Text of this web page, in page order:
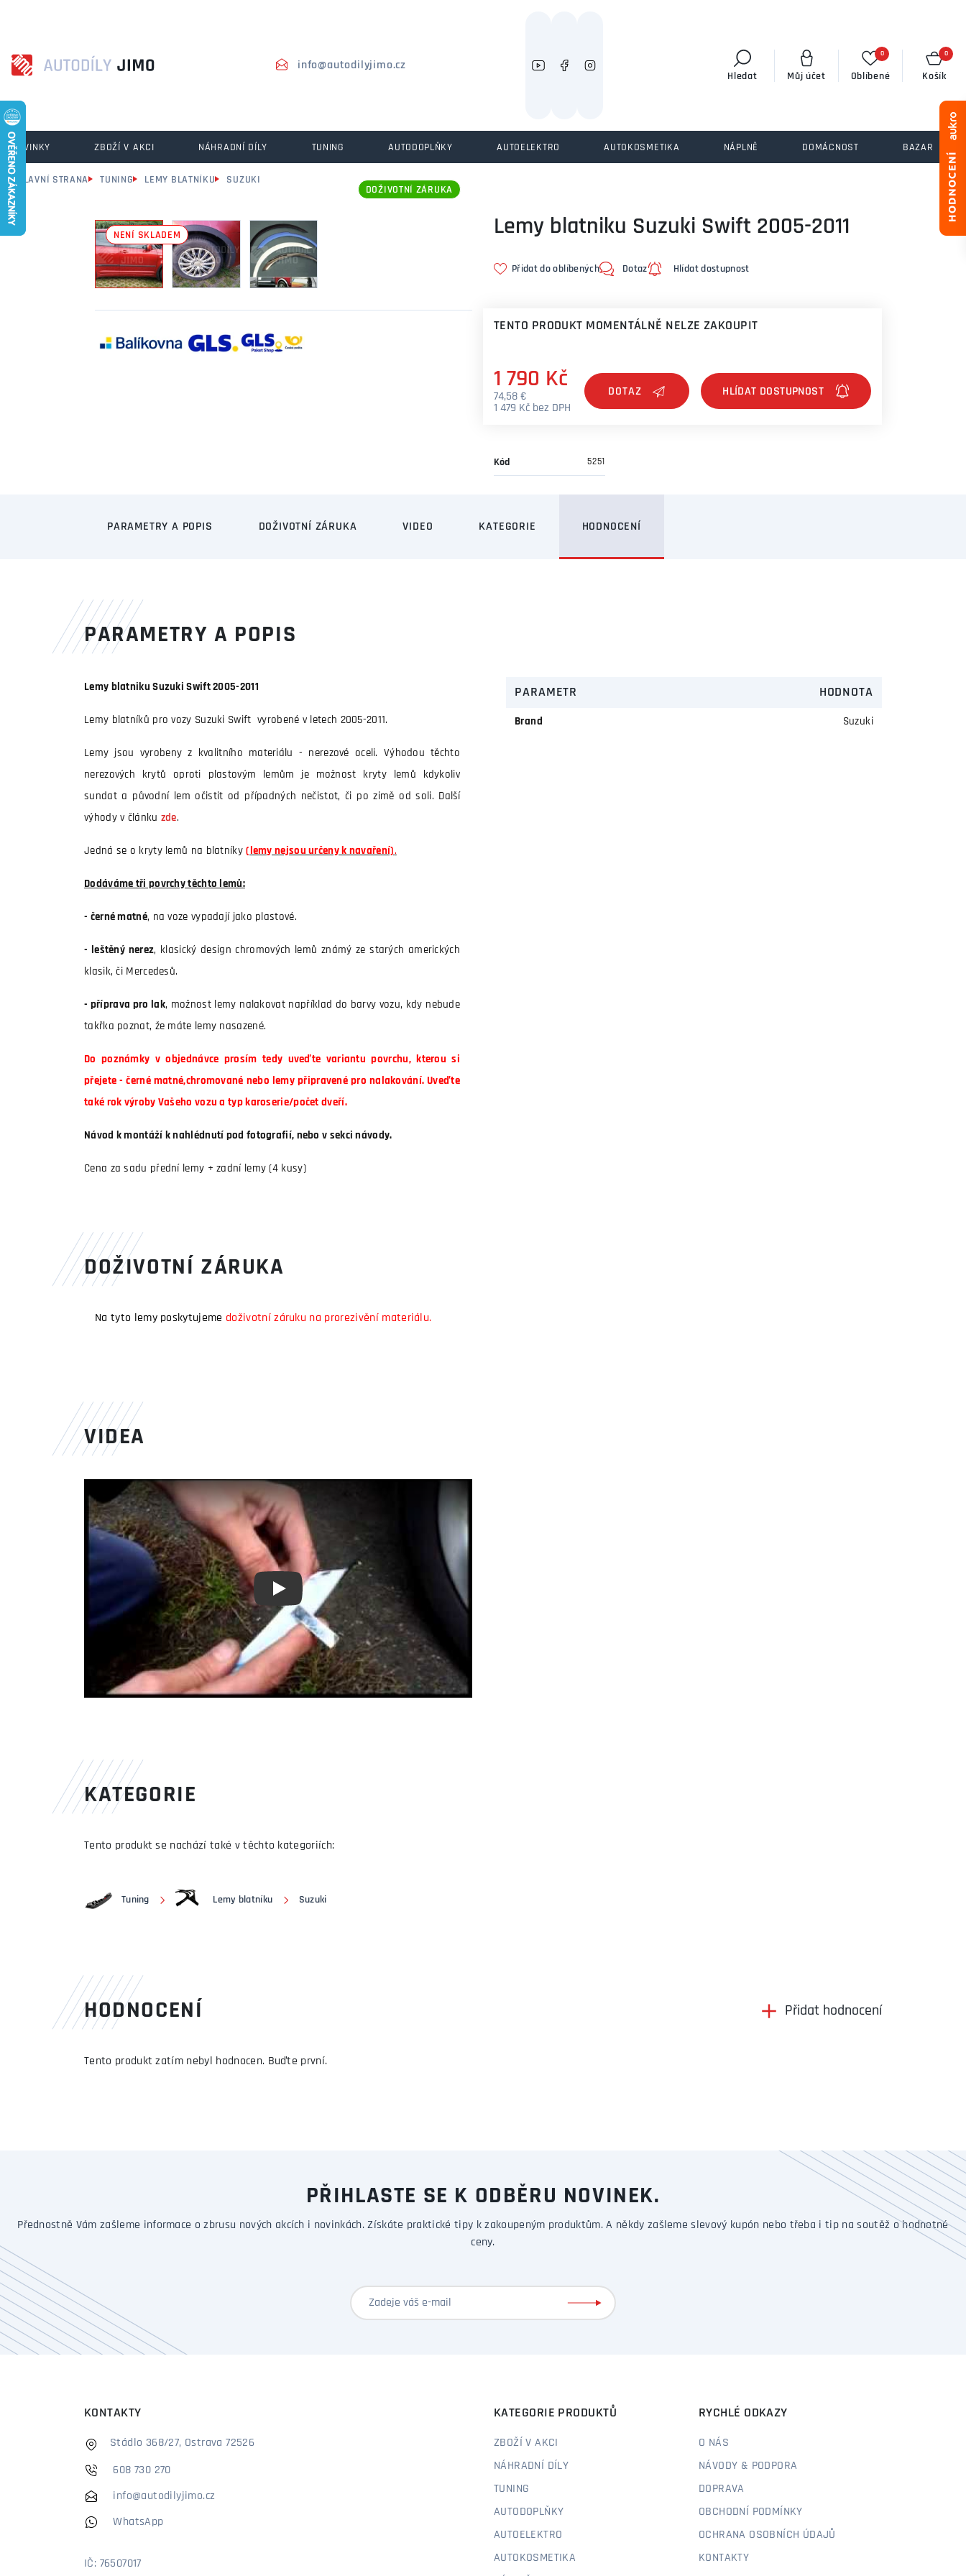
info@autodilyjimo.cz
Hledat Můj účet
0
Oblíbené
0
Košík
NOVINKY ZBOŽÍ V AKCI NÁHRADNÍ DÍLY TUNING AUTODOPLŇKY AUTOELEKTRO AUTOKOSMETIKA NÁPLNĚ DOMÁCNOST BAZAR
HLAVNÍ STRANA TUNING LEMY BLATNÍKU SUZUKI
NENÍ SKLADEM
DOŽIVOTNÍ ZÁRUKA
Lemy blatniku Suzuki Swift 2005-2011
Přidat do oblíbených Dotaz Hlídat dostupnost
TENTO PRODUKT MOMENTÁLNĚ NELZE ZAKOUPIT
1 790 Kč
74,58 €
1 479 Kč bez DPH
DOTAZ
Kód 5251
PARAMETRY A POPIS DOŽIVOTNÍ ZÁRUKA VIDEO KATEGORIE HODNOCENÍ
PARAMETRY A POPIS
Lemy blatniku Suzuki Swift 2005-2011
Lemy blatníků pro vozy Suzuki Swift vyrobené v letech 2005-2011.
Lemy jsou vyrobeny z kvalitního materiálu - nerezové oceli. Výhodou těchto
nerezových krytů oproti plastovým lemům je možnost kryty lemů kdykoliv
sundat a původní lem očistit od případných nečistot, či po zimě od soli. Další
výhody v článku zde.
Jedná se o kryty lemů na blatníky(lemy nejsou určeny k navaření).
Dodáváme tři povrchy těchto lemů:
- černé matné, na voze vypadají jako plastové.
- leštěný nerez, klasický design chromových lemů známý ze starých amerických
klasik, či Mercedesů.
- příprava pro lak, možnost lemy nalakovat například do barvy vozu, kdy nebude
takřka poznat, že máte lemy nasazené.
Do poznámky v objednávce prosím tedy uveďte variantu povrchu, kterou si
přejete - černé matné,chromované nebo lemy připravené pro nalakování. Uveďte
také rok výroby Vašeho vozu a typ karoserie/počet dveří.
Návod k montáží k nahlédnutí pod fotografií, nebo v sekci návody.
Cena za sadu přední lemy + zadní lemy (4 kusy)
PARAMETR HODNOTA
Brand Suzuki
DOŽIVOTNÍ ZÁRUKA
Na tyto lemy poskytujeme doživotní záruku na prorezivění materiálu.
VIDEA
Youtube video
KATEGORIE
Tento produkt se nachází také v těchto kategoriích:
Tuning Lemy blatníku Suzuki
HODNOCENÍ Přidat hodnocení
Tento produkt zatím nebyl hodnocen. Buďte první.
PŘIHLASTE SE K ODBĚRU NOVINEK.
Přednostně Vám zašleme informace o zbrusu nových akcích i novinkách. Získáte praktické tipy k zakoupeným produktům. A někdy zašleme slevový kupón nebo třeba i tip na soutěž o hodnotné
ceny.
KONTAKTY
Stádlo 368/27, Ostrava 72526
608 730 270
info@autodilyjimo.cz
WhatsApp
IČ: 76507017
KATEGORIE PRODUKTŮ
ZBOŽÍ V AKCI
NÁHRADNÍ DÍLY
TUNING
AUTODOPLŇKY
AUTOELEKTRO
AUTOKOSMETIKA
RYCHLÉ ODKAZY
O NÁS
NÁVODY & PODPORA
DOPRAVA
OBCHODNÍ PODMÍNKY
OCHRANA OSOBNÍCH ÚDAJŮ
KONTAKTY
Můžeme vám pomoci něco najít?